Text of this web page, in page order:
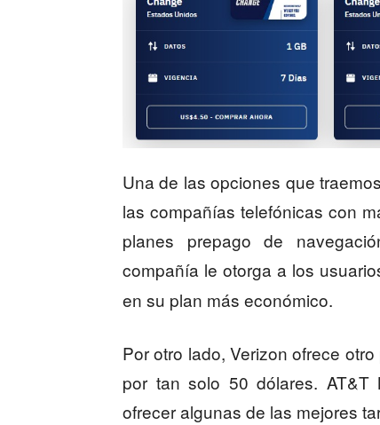
Una de las opciones que
las compañías telefónicas con
planes prepago de
compañía le otorga a los
en su plan más económico.
Por otro lado, Verizon ofrece
por tan solo 50 dólares.
ofrecer algunas de las mejores